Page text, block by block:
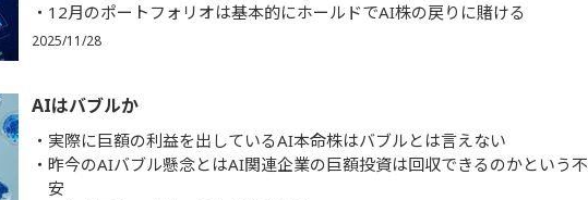
12月のポートフォリオは基本的にホールドでAI株の戻りに賭ける
2025/11/28
AIはバブルか
実際に巨額の利益を出しているAI本命株はバブルとは言えない
昨今のAIバブル懸念とはAI関連企業の巨額投資は回収できるのかという不
安